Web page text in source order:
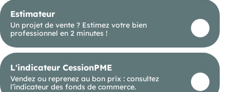
Estimateur
Un projet de vente ? Estimez votre bien
professionnel en 2 minutes !
L'indicateur CessionPME
Vendez ou reprenez au bon prix : consultez
l’indicateur des fonds de commerce.